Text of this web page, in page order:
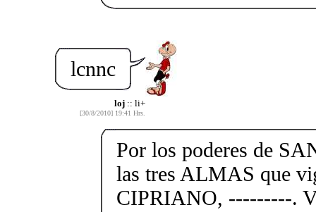
lcnnc
loj :: li+
[30/8/2010] 19:41 Hrs.
Por los poderes de
las tres ALMAS que
CIPRIANO, ---------.